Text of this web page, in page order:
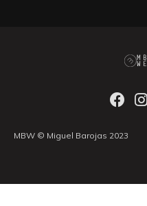
MBW © Miguel Barojas 2023